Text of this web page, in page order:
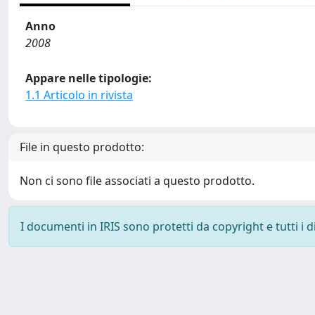
Anno
2008
Appare nelle tipologie:
1.1 Articolo in rivista
File in questo prodotto:
Non ci sono file associati a questo prodotto.
I documenti in IRIS sono protetti da copyright e tutti i